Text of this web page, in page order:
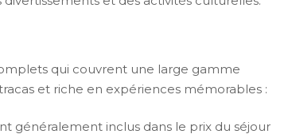
qui couvrent une large gamme
et riche en expériences mémorables :
généralement inclus dans le prix du séjour